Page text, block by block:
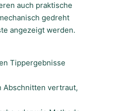
auch praktische
gedreht
angezeigt werden.
Tippergebnisse
Abschnitten vertraut,